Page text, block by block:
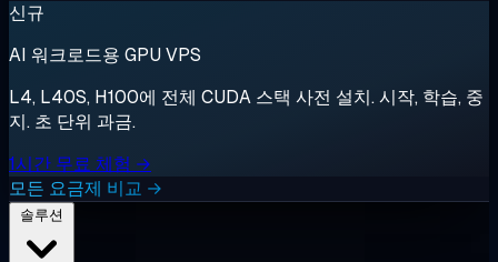
신규
AI 워크로드용 GPU VPS
L4, L40S, H100에 전체 CUDA 스택 사전 설치. 시작, 학습, 중
지. 초 단위 과금.
1시간 무료 체험 →
모든 요금제 비교 →